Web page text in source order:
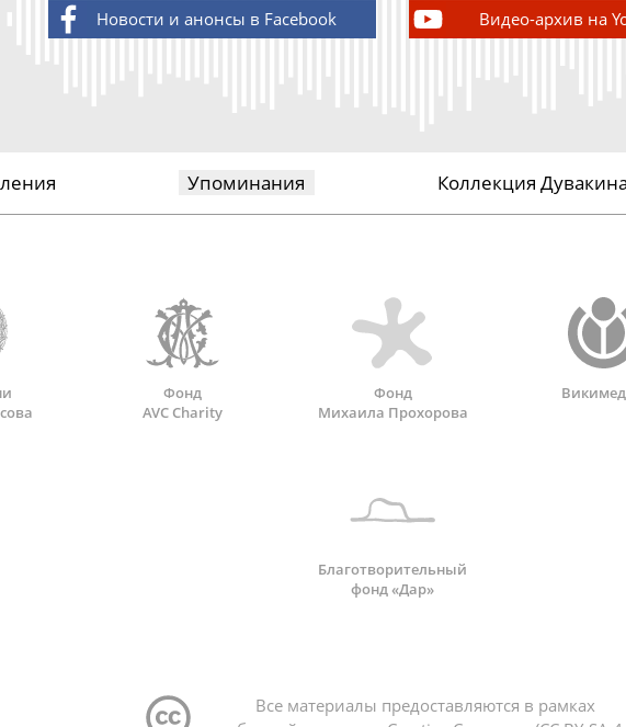
Новости и анонсы в Facebook Видео-архив на
Упоминания Коллекция Дувакина
Фонд
AVC Charity
Фонд
Михаила Прохорова
Благотворительный
фонд «Дар»
Все материалы предоставляются в рамках